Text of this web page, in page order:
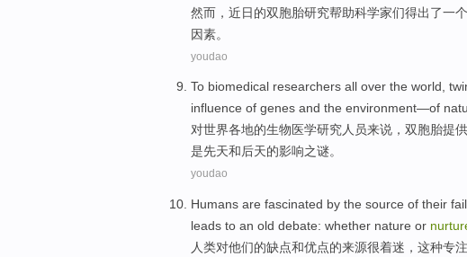
然而 ，近日的双胞胎研究帮助科学家们得出了一个
因素。
youdao
To biomedical researchers all over the world,
influence of genes and the environment—of
对世界各地的生物医学研究人员来说， 双胞胎提
是先天和后天的影响之谜。
youdao
Humans are fascinated by the source of their
leads to an old debate: whether nature or
人类对他们的缺点和优点的来源很着迷， 这种专注